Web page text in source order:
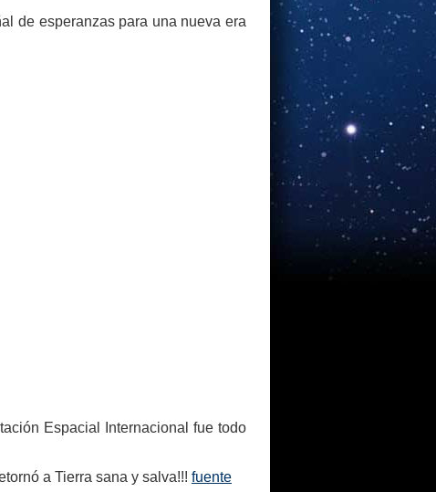
de esperanzas para una nueva era
Espacial Internacional fue todo
a Tierra sana y salva!!! fuente